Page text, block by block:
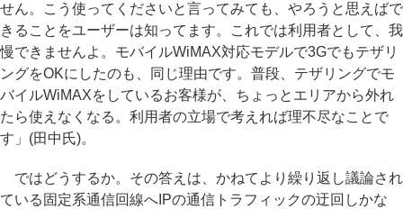
せん。こう使ってくださいと言ってみても、やろうと思えばで
きることをユーザーは知ってます。これでは利用者として、我
慢できませんよ。モバイルWiMAX対応モデルで3Gでもテザリ
ングをOKにしたのも、同じ理由です。普段、テザリングでモ
バイルWiMAXをしているお客様が、ちょっとエリアから外れ
たら使えなくなる。利用者の立場で考えれば理不尽なことで
す」(田中氏)。
ではどうするか。その答えは、かねてより繰り返し議論され
ている固定系通信回線へIPの通信トラフィックの迂回しかな